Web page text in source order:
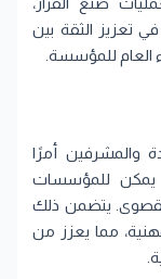
في تعزيز الثقة بين
العام للمؤسسة.
والمشرفين أمرًا
يمكن للمؤسسات
يتضمن ذلك
مما يعزز من